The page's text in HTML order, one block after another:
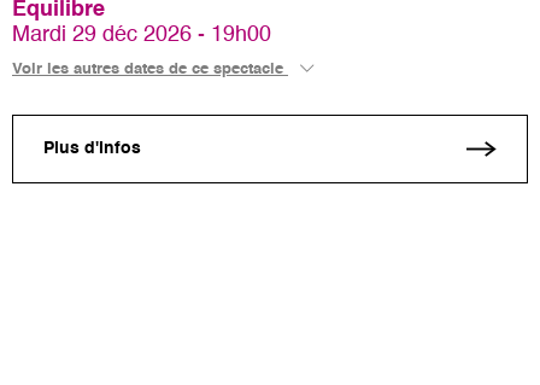
Equilibre
Mardi 29 déc 2026 - 19h00
Voir les autres dates de ce spectacle
Plus d'infos